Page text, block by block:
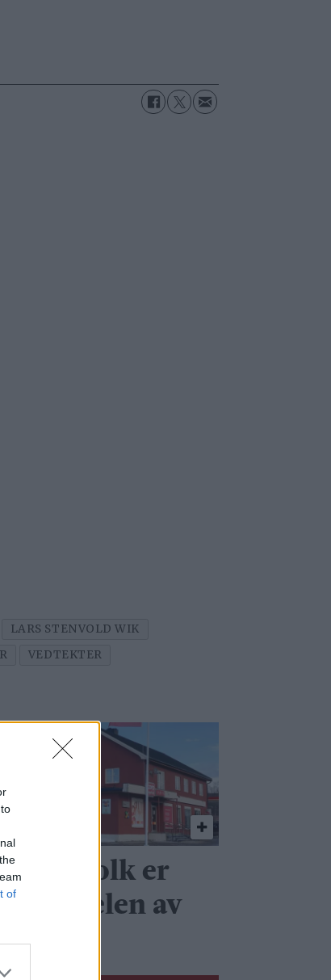
of
LARS STENVOLD WIK
VEDTEKTER
folk er
delen av